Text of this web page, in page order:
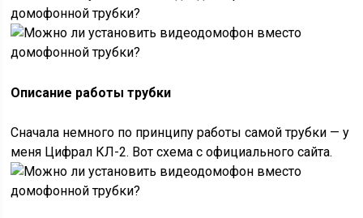
Описание работы трубки
Сначала немного по принципу работы самой трубки — у
меня Цифрал КЛ-2. Вот схема с официального сайта.